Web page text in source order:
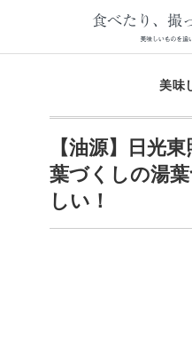
美味
【油源】日光
葉づくしの湯
しい！